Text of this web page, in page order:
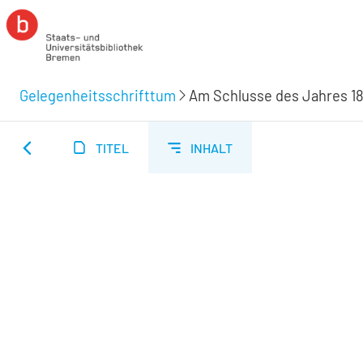
Gelegenheitsschrifttum Am Schlusse des Jahres
TITEL INHALT